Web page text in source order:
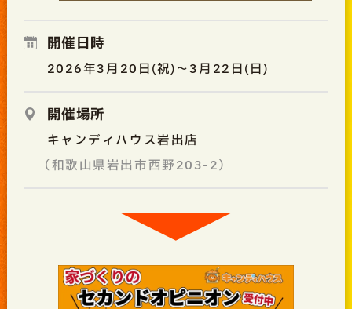
開催日時
2026年3月20日(祝)～3月22日(日)
開催場所
キャンディハウス岩出店
（和歌山県岩出市西野203-2）